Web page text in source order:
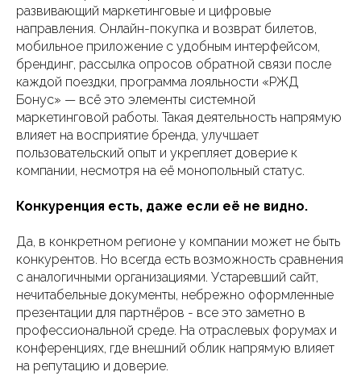
развивающий маркетинговые и цифровые
направления. Онлайн-покупка и возврат билетов,
мобильное приложение с удобным интерфейсом,
брендинг, рассылка опросов обратной связи после
каждой поездки, программа лояльности «РЖД
Бонус» — всё это элементы системной
маркетинговой работы. Такая деятельность напрямую
влияет на восприятие бренда, улучшает
пользовательский опыт и укрепляет доверие к
компании, несмотря на её монопольный статус.
Конкуренция есть, даже если её не видно.
Да, в конкретном регионе у компании может не быть
конкурентов. Но всегда есть возможность сравнения
с аналогичными организациями. Устаревший сайт,
нечитабельные документы, небрежно оформленные
презентации для партнёров - все это заметно в
профессиональной среде. На отраслевых форумах и
конференциях, где внешний облик напрямую влияет
на репутацию и доверие.